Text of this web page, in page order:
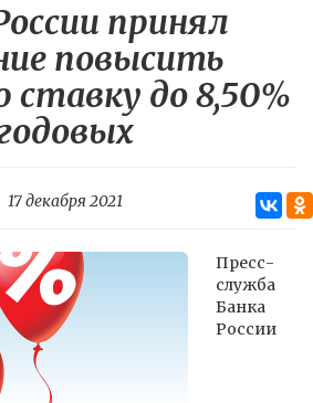
принял
повысить
до 8,50%
17 декабря 2021
Пресс-
служба
Банка
России